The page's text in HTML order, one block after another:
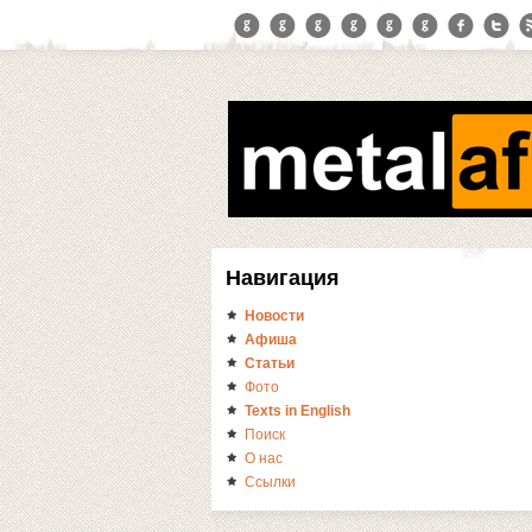
Навигация
Новости
Афиша
Статьи
Фото
Texts in English
Поиск
О нас
Ссылки